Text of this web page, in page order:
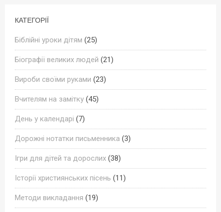
КАТЕГОРІЇ
Біблійні уроки дітям (25)
Біографії великих людей (21)
Вироби своїми руками (23)
Вчителям на замітку (45)
День у календарі (7)
Дорожні нотатки письменника (3)
Ігри для дітей та дорослих (38)
Історії християнських пісень (11)
Методи викладання (19)